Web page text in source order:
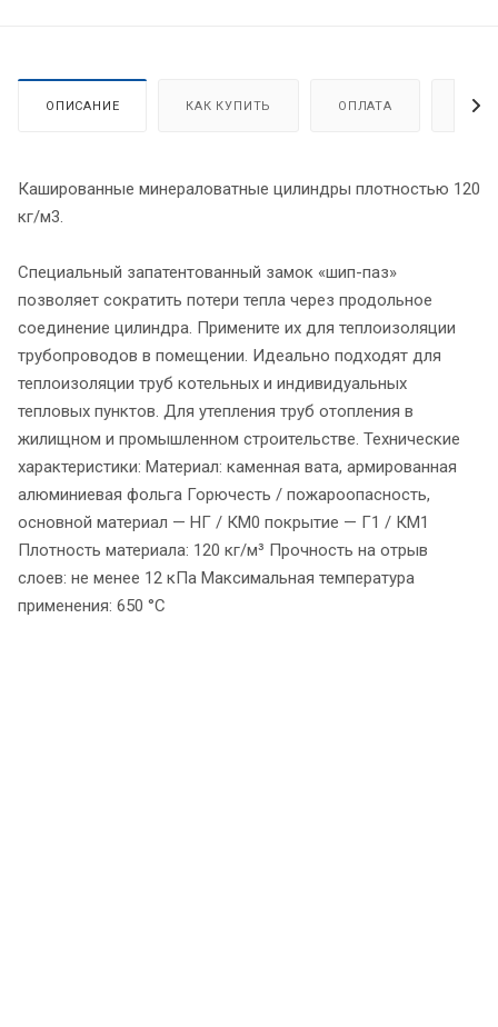
ОПИСАНИЕ КАК КУПИТЬ ОПЛАТА
Кашированные минераловатные цилиндры плотностью 120
кг/м3.
Специальный запатентованный замок «шип-паз»
позволяет сократить потери тепла через продольное
соединение цилиндра. Примените их для теплоизоляции
трубопроводов в помещении. Идеально подходят для
теплоизоляции труб котельных и индивидуальных
тепловых пунктов. Для утепления труб отопления в
жилищном и промышленном строительстве. Технические
характеристики: Материал: каменная вата, армированная
алюминиевая фольга Горючесть / пожароопасность,
основной материал — НГ / КМ0 покрытие — Г1 / КМ1
Плотность материала: 120 кг/м³ Прочность на отрыв
слоев: не менее 12 кПа Максимальная температура
применения: 650 °C